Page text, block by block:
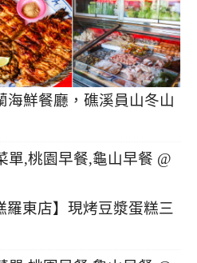
海鮮餐廳，礁溪員山冬山
羅東店】現烤豆漿蛋糕三